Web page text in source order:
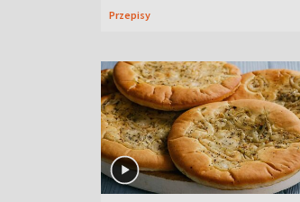
Przepisy